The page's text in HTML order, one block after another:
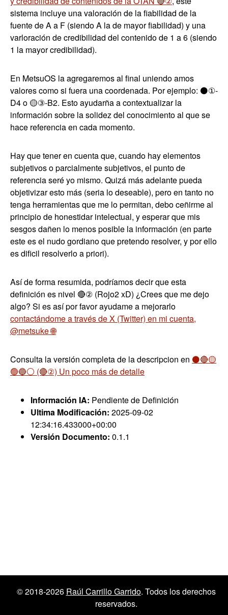
sistema incluye una valoración de la fiabilidad de la
fuente de A a F (siendo A la de mayor fiabilidad) y una
varloración de credibilidad del contenido de 1 a 6 (siendo
1 la mayor credibilidad).
En MetsuOS la agregaremos al final uniendo amos
valores como si fuera una coordenada. Por ejemplo: ⚫①-
D4 o 🟡③-B2. Esto ayudarña a contextualizar la
información sobre la solidez del conocimiento al que se
hace referencia en cada momento.
Hay que tener en cuenta que, cuando hay elementos
subjetivos o parcialmente subjetivos, el punto de
referencia seré yo mismo. Quizá más adelante pueda
objetivizar esto más (seria lo deseable), pero en tanto no
tenga herramientas que me lo permitan, debo ceñirme al
principio de honestidar intelectual, y esperar que mis
sesgos dañen lo menos posible la información (en parte
este es el nudo gordiano que pretendo resolver, y por ello
es dificil resolverlo a priori).
Así de forma resumida, podríamos decir que esta
definición es nivel 🔴② (Rojo2 xD) ¿Crees que me dejo
algo? Si es así por favor ayudame a mejorarlo
contactándome a través de X (Twitter) en mi cuenta,
@metsuke 🌐
Consulta la versión completa de la descripcion en ⚫🔴🟡
🟢🔵⚪ (🔴②) Un poco más de detalle
Información IA: Pendiente de Definición
Ultima Modificación: 2025-09-02
12:34:16.433000+00:00
Versión Documento: 0.1.1
© 2018-2026 Raúl Carrillo Garrido. Todos los derechos
reservados.